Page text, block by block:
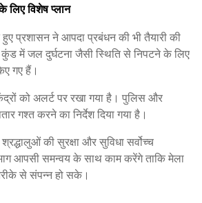
लिए विशेष प्लान
प्रशासन ने आपदा प्रबंधन की भी तैयारी की
में जल दुर्घटना जैसी स्थिति से निपटने के लिए
गए हैं।
को अलर्ट पर रखा गया है। पुलिस और
गश्त करने का निर्देश दिया गया है।
की सुरक्षा और सुविधा सर्वोच्च
आपसी समन्वय के साथ काम करेंगे ताकि मेला
से संपन्न हो सके।